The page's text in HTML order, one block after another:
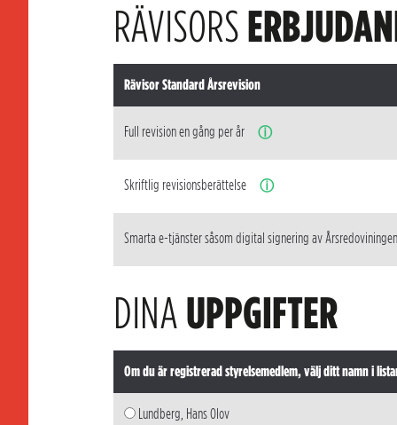
RÄVISORS
Rävisor Standard Årsrevision
Full revision en gång per år ⓘ
Skriftlig revisionsberättelse ⓘ
Smarta e-tjänster såsom digital signering av Årsredoviningen
DINAUPPGIFTER
Om du är registrerad styrelsemedlem, välj ditt namn i
Lundberg, Hans Olov